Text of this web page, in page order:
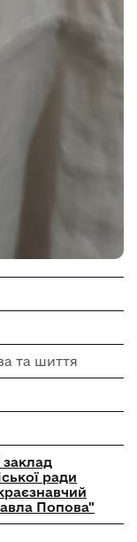
та шиття
ради
Попова"